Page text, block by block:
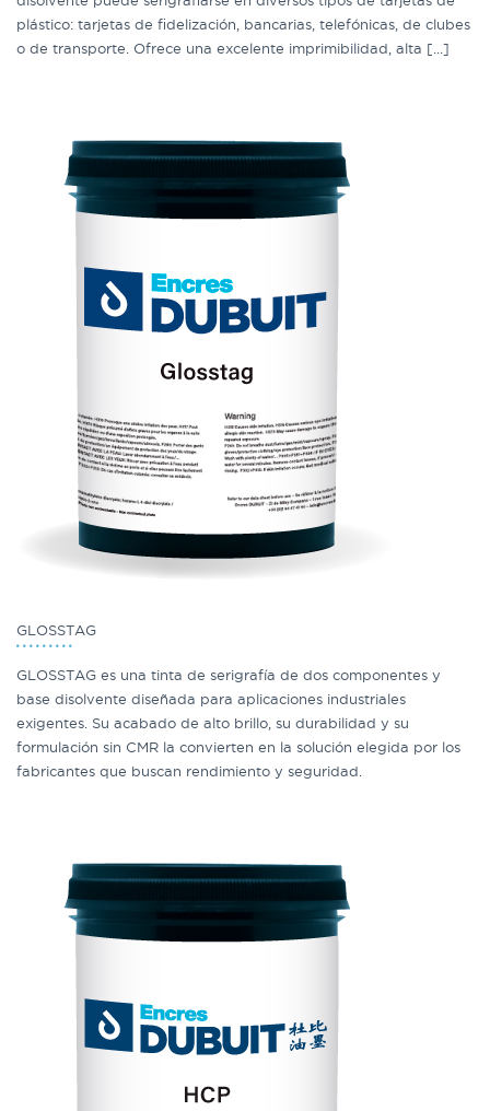
plástico: tarjetas de fidelización, bancarias, telefónicas, de clubes
o de transporte. Ofrece una excelente imprimibilidad, alta [...]
GLOSSTAG
GLOSSTAG es una tinta de serigrafía de dos componentes y
base disolvente diseñada para aplicaciones industriales
exigentes. Su acabado de alto brillo, su durabilidad y su
formulación sin CMR la convierten en la solución elegida por los
fabricantes que buscan rendimiento y seguridad.